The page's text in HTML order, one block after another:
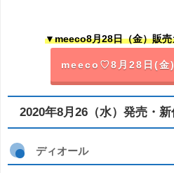
▼meeco8月28日（金）販
meeco♡8月28日(金)
2020年8月26（水）発売・新
ディオール